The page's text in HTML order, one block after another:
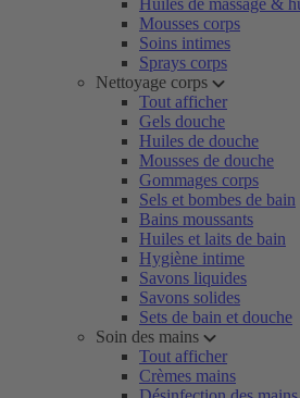
Huiles de massage &
Mousses corps
Soins intimes
Sprays corps
Nettoyage corps
Tout afficher
Gels douche
Huiles de douche
Mousses de douche
Gommages corps
Sels et bombes de bain
Bains moussants
Huiles et laits de bain
Hygiène intime
Savons liquides
Savons solides
Sets de bain et douche
Soin des mains
Tout afficher
Crèmes mains